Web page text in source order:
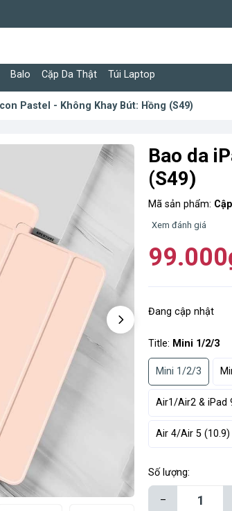
Balo Cặp Da Thật Túi Laptop
Pastel - Không Khay Bút: Hồng (S49)
Bao da
(S49)
Mã sản phẩm:
Xem đánh giá
Đang cập nhật
Title: Mini 1/2/3
Mini 1/2/3
Air1/Air2 & iPad
Air 4/Air 5 (10.9)
Số lượng:
–